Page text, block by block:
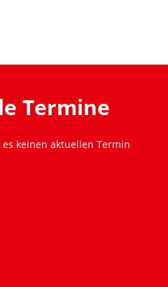
Termine
keinen aktuellen Termin